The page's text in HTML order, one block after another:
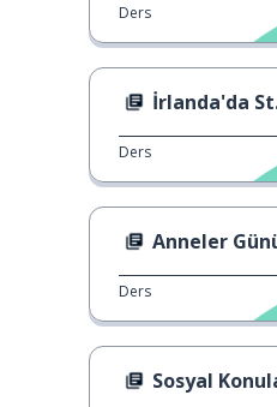
Ders
İrlanda'da St.
Ders
Anneler Günü
Ders
Sosyal